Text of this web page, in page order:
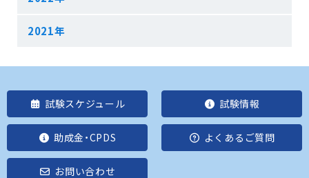
2021年
試験スケジュール 試験情報
助成金・CPDS よくあるご質問
お問い合わせ